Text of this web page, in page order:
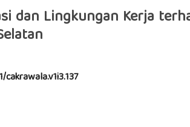
dan Lingkungan Kerja